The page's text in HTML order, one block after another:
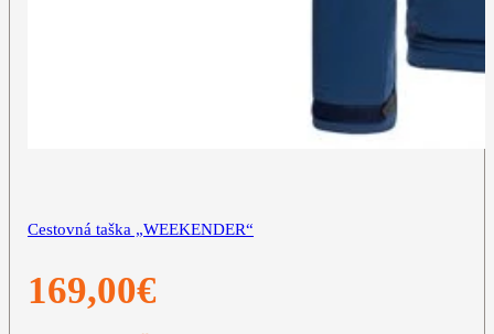
Cestovná taška „WEEKENDER“
169,00€